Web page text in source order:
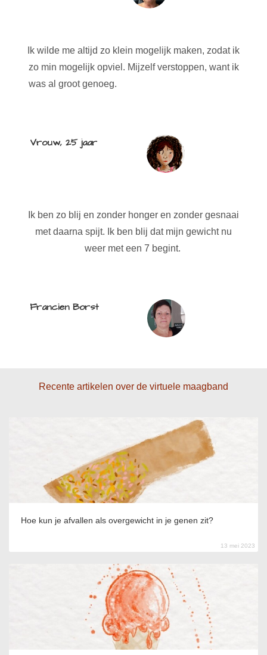
Ik wilde me altijd zo klein mogelijk maken, zodat ik
zo min mogelijk opviel. Mijzelf verstoppen, want ik
was al groot genoeg.
Vrouw, 25 jaar
Ik ben zo blij en zonder honger en zonder gesnaai
met daarna spijt. Ik ben blij dat mijn gewicht nu
weer met een 7 begint.
Francien Borst
Recente artikelen over de virtuele maagband
Hoe kun je afvallen als overgewicht in je genen zit?
13 mei 2023